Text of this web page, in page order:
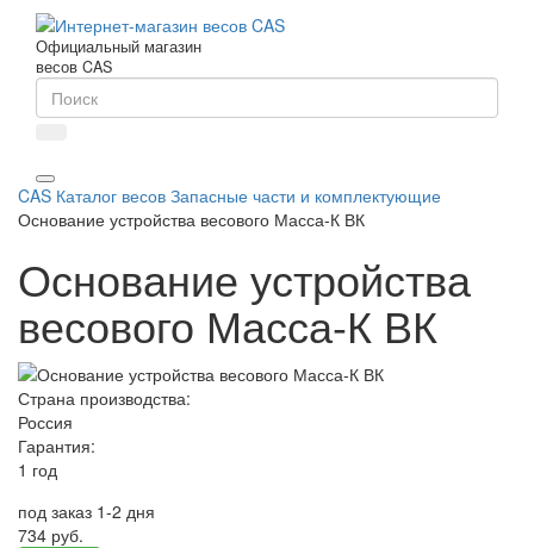
Официальный магазин
весов CAS
CAS Каталог весов Запасные части и комплектующие
Основание устройства весового Масса-К ВК
Основание устройства
весового Масса-К ВК
Страна производства:
Россия
Гарантия:
1 год
под заказ 1-2 дня
734 руб.